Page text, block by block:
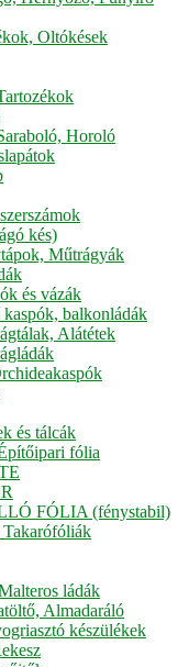
Oltókések
Horoló
kés)
Műtrágyák
és vázák
balkonládák
Alátétek
és tálcák
fólia
FÓLIA (fénystabil)
ládák
Almadaráló
készülékek